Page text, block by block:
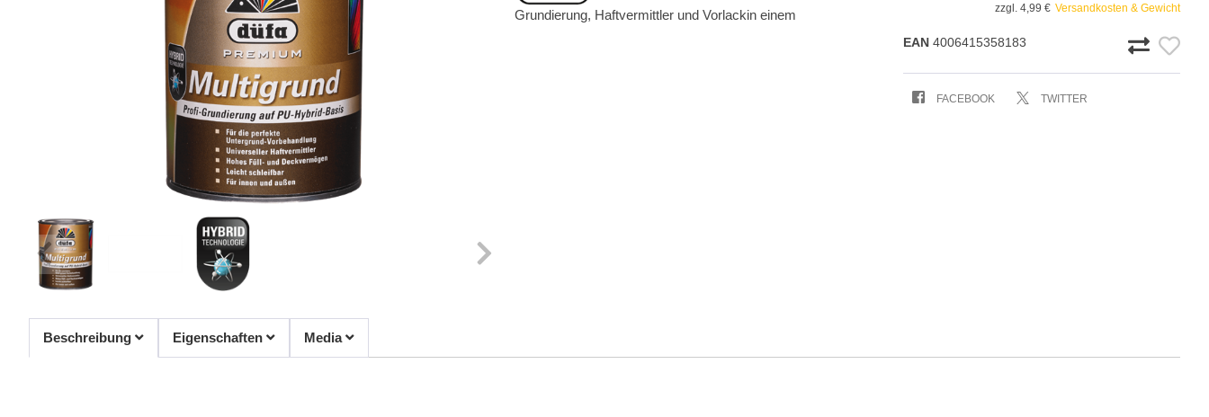
zzgl. 4,99 € Versandkosten & Gewicht
EAN 4006415358183
FACEBOOK TWITTER
Grundierung, Haftvermittler und Vorlackin einem
Beschreibung Eigenschaften Media